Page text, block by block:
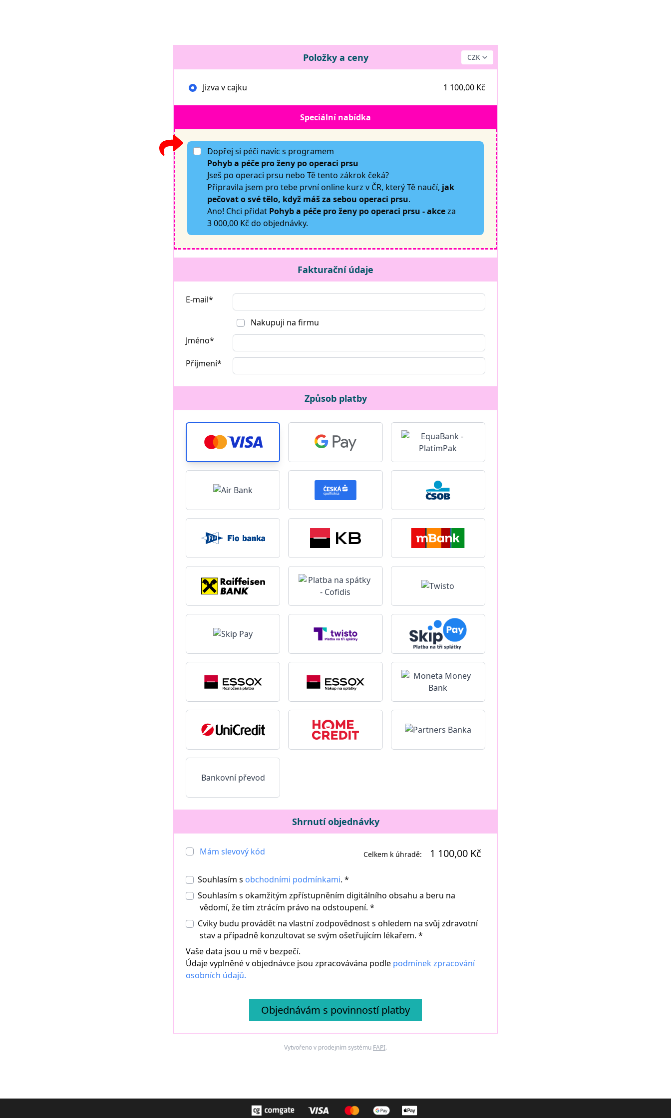
Položky a ceny
Jizva v cajku 1 100,00 Kč
Speciální nabídka
Dopřej si péči navíc s programem
Pohyb a péče pro ženy po operaci prsu
Jseš po operaci prsu nebo Tě tento zákrok čeká?
Připravila jsem pro tebe první online kurz v ČR, který Tě naučí, jak
pečovat o své tělo, když máš za sebou operaci prsu.
Ano! Chci přidat Pohyb a péče pro ženy po operaci prsu - akceza
3 000,00 Kč do objednávky.
Fakturační údaje
E-mail*
Nakupuji na firmu
Jméno*
Příjmení*
Způsob platby
Bankovní převod
Shrnutí objednávky
Mám slevový kód Celkem k úhradě: 1 100,00 Kč
Souhlasím s obchodními podmínkami. *
Souhlasím s okamžitým zpřístupněním digitálního obsahu a beru na
vědomí, že tím ztrácím právo na odstoupení. *
Cviky budu provádět na vlastní zodpovědnost s ohledem na svůj zdravotní
stav a případně konzultovat se svým ošetřujícím lékařem. *
Vaše data jsou u mě v bezpečí.
Údaje vyplněné v objednávce jsou zpracovávána podle podmínek zpracování
osobních údajů.
Objednávám s povinností platby
Vytvořeno v prodejním systému FAPI.